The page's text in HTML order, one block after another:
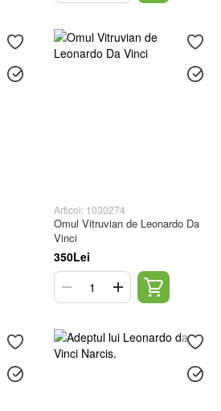
Articol: 1030274
Omul Vitruvian de Leonardo Da
Vinci
350Lei